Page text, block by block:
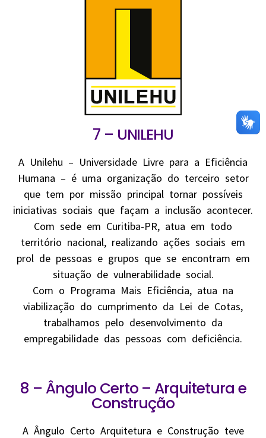
7 – UNILEHU
A Unilehu – Universidade Livre para a Eficiência
Humana – é uma organização do terceiro setor
que tem por missão principal tornar possíveis
iniciativas sociais que façam a inclusão acontecer.
Com sede em Curitiba-PR, atua em todo
território nacional, realizando ações sociais em
prol de pessoas e grupos que se encontram em
situação de vulnerabilidade social.
Com o Programa Mais Eficiência, atua na
viabilização do cumprimento da Lei de Cotas,
trabalhamos pelo desenvolvimento da
empregabilidade das pessoas com deficiência.
8 – Ângulo Certo – Arquitetura e
Construção
A Ângulo Certo Arquitetura e Construção teve